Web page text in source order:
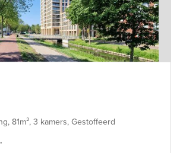
81m², 3 kamers, Gestoffeerd